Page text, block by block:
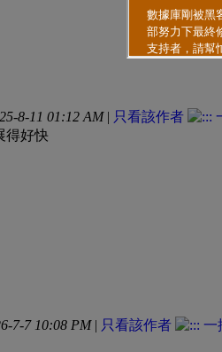
8-11 01:12 AM| 只看該作者
得好快
7-7 10:08 PM| 只看該作者